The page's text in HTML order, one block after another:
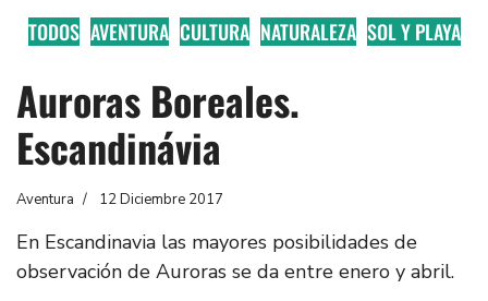
TODOS AVENTURA CULTURA NATURALEZA SOL Y PLAYA
Auroras Boreales.
Escandinávia
Aventura 12 Diciembre 2017
En Escandinavia las mayores posibilidades de
observación de Auroras se da entre enero y abril.